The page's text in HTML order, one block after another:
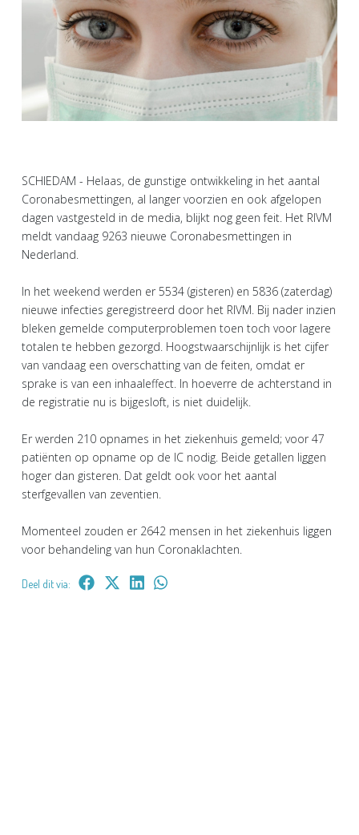
SCHIEDAM - Helaas, de gunstige ontwikkeling in het aantal
Coronabesmettingen, al langer voorzien en ook afgelopen
dagen vastgesteld in de media, blijkt nog geen feit. Het RIVM
meldt vandaag 9263 nieuwe Coronabesmettingen in
Nederland.
In het weekend werden er 5534 (gisteren) en 5836 (zaterdag)
nieuwe infecties geregistreerd door het RIVM. Bij nader inzien
bleken gemelde computerproblemen toen toch voor lagere
totalen te hebben gezorgd. Hoogstwaarschijnlijk is het cijfer
van vandaag een overschatting van de feiten, omdat er
sprake is van een inhaaleffect. In hoeverre de achterstand in
de registratie nu is bijgesloft, is niet duidelijk.
Er werden 210 opnames in het ziekenhuis gemeld; voor 47
patiënten op opname op de IC nodig. Beide getallen liggen
hoger dan gisteren. Dat geldt ook voor het aantal
sterfgevallen van zeventien.
Momenteel zouden er 2642 mensen in het ziekenhuis liggen
voor behandeling van hun Coronaklachten.
Deel dit via: